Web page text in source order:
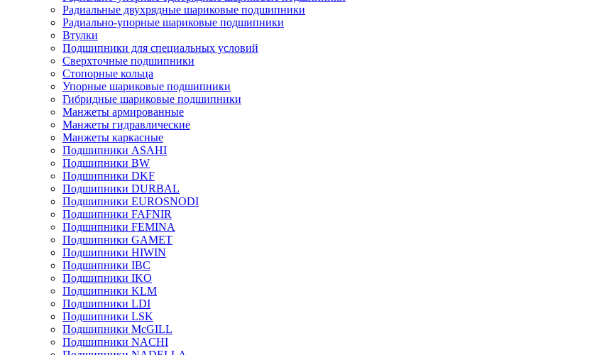
Радиальные двухрядные шариковые подшипники
Радиально-упорные шариковые подшипники
Втулки
Подшипники для специальных условий
Сверхточные подшипники
Стопорные кольца
Упорные шариковые подшипники
Гибридные шариковые подшипники
Манжеты армированные
Манжеты гидравлические
Манжеты каркасные
Подшипники ASAHI
Подшипники BW
Подшипники DKF
Подшипники DURBAL
Подшипники EUROSNODI
Подшипники FAFNIR
Подшипники FEMINA
Подшипники GAMET
Подшипники HIWIN
Подшипники IBC
Подшипники IKO
Подшипники KLM
Подшипники LDI
Подшипники LSK
Подшипники McGILL
Подшипники NACHI